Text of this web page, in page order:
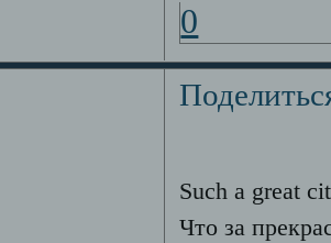
0
Such a great
Что за